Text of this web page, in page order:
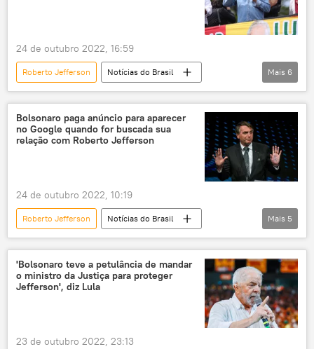
violência política
24 de outubro 2022, 16:59
Roberto Jefferson
Notícias do Brasil
Jair Bolsonaro
Luiz Inácio Lula da Silva
Polícia Federal (PF)
governo Bolsonaro
granada
fuzil
Mais 6
Bolsonaro paga anúncio para aparecer
no Google quando for buscada sua
relação com Roberto Jefferson
24 de outubro 2022, 10:19
Roberto Jefferson
Notícias do Brasil
Jair Bolsonaro
Luiz Inácio Lula da Silva
Polícia Federal
justiça granada
Mais 5
'Bolsonaro teve a petulância de mandar
o ministro da Justiça para proteger
Jefferson', diz Lula
23 de outubro 2022, 23:13